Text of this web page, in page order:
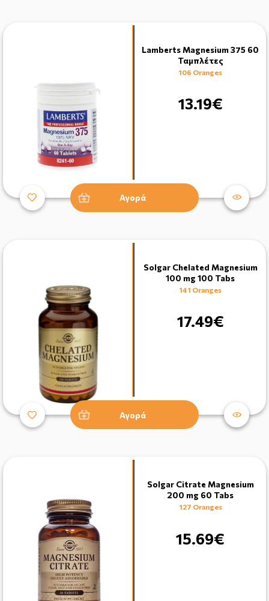
Lamberts Magnesium 375 60
Ταμπλέτες
106 Oranges
13.19€
Αγορά
Solgar Chelated Magnesium
100 mg 100 Tabs
141 Oranges
17.49€
Αγορά
Solgar Citrate Magnesium
200 mg 60 Tabs
127 Oranges
15.69€